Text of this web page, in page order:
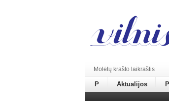
Molėtų krašto laikraštis
P Aktualijos